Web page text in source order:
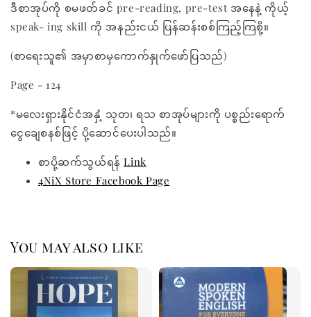
ဒီစာအုပ်ကို စမဖတ်ခင် pre-reading, pre-test အနေနဲ့ ကိုယ့်
speak- ing skill ကို အနည်းငယ် ပြန်ဆန်းစစ်ကြည့်ကြစို့။
(စာရေးသူ၏ အမှာစာမှကောက်နှုက်ဖော်ပြသည်)
Page - 124
*မလေးရှားနိုင်ငံအနှံ့ သုတ၊ ရသ စာအုပ်များကို ပစ္စည်းရောက်
ငွေချေစနစ်ဖြင့် ပို့ဆောင်ပေးပါသည်။
စာပို့ဆက်သွယ်ရန်Link
4NiX Store Facebook Page
You may also like